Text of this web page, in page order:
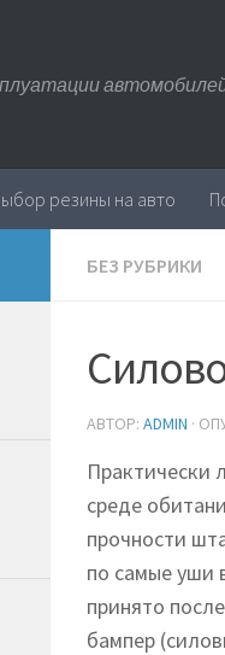
резины на авто
БЕЗ РУБРИКИ
АВТОР: ADMIN ·
Практически
среде
прочности
по самые уши
принято
бампер